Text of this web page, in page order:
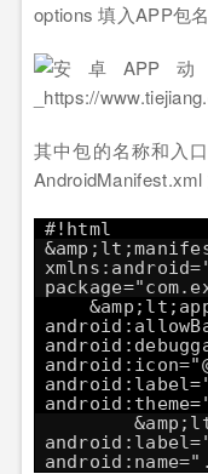
options 填入APP包
其中包的名称和入
AndroidManifest.xml
#!html